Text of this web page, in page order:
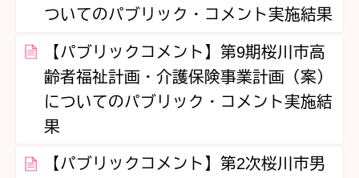
ついてのパブリック・コメント実施結果
【パブリックコメント】第9期桜川市高
齢者福祉計画・介護保険事業計画（案）
についてのパブリック・コメント実施結
果
【パブリックコメント】第2次桜川市男